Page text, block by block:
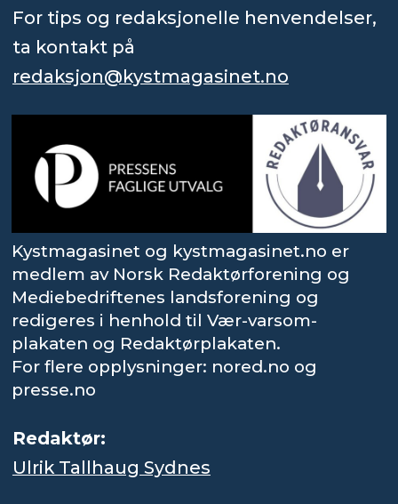
For tips og redaksjonelle henvendelser,
ta kontakt på
redaksjon@kystmagasinet.no
Kystmagasinet og kystmagasinet.no er
medlem av Norsk Redaktørforening og
Mediebedriftenes landsforening og
redigeres i henhold til Vær-varsom-
plakaten og Redaktørplakaten.
For flere opplysninger: nored.no og
presse.no
Redaktør:
Ulrik Tallhaug Sydnes